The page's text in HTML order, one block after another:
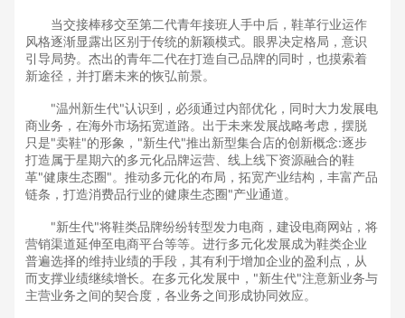
当交接棒移交至第二代青年接班人手中后，鞋革行业运作
风格逐渐显露出区别于传统的新颖模式。眼界决定格局，意识
引导局势。杰出的青年二代在打造自己品牌的同时，也摸索着
新途径，并打磨未来的恢弘前景。
"温州新生代"认识到，必须通过内部优化，同时大力发展电
商业务，在海外市场拓宽道路。出于未来发展战略考虑，摆脱
只是"卖鞋"的形象，"新生代"推出新型集合店的创新概念:逐步
打造属于星期六的多元化品牌运营、线上线下资源融合的鞋
革"健康生态圈"。推动多元化的布局，拓宽产业结构，丰富产品
链条，打造消费品行业的健康生态圈"产业通道。
"新生代"将鞋类品牌纷纷转型发力电商，建设电商网站，将
营销渠道延伸至电商平台等等。进行多元化发展成为鞋类企业
普遍选择的维持业绩的手段，其有利于增加企业的盈利点，从
而支撑业绩继续增长。在多元化发展中，"新生代"注意新业务与
主营业务之间的契合度，各业务之间形成协同效应。